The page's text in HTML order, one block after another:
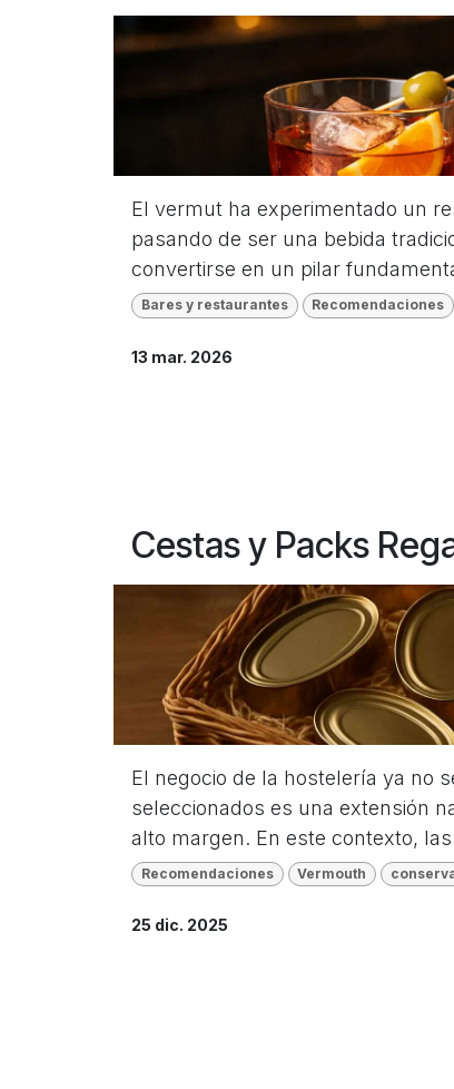
El vermut ha experimentado un
pasando de ser una bebida
convertirse en un pilar
Bares y restaurantes Recomendaciones
13 mar. 2026
Cestas y Packs
El negocio de la hostelería ya no
seleccionados es una extensión
alto margen. En este contexto,
Recomendaciones Vermouth
25 dic. 2025